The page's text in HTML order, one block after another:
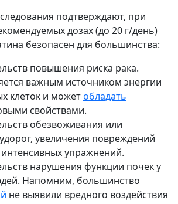
подтверждают, при
дозах (до 20 г/день)
безопасен для большинства:
повышения риска рака.
важным источником энергии
клеток и можетобладать
свойствами.
обезвоживания или
увеличения повреждений
упражнений.
нарушения функции почек у
Напомним, большинство
не выявили вредного воздействия